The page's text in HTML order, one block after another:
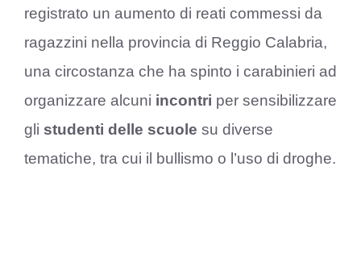
registrato un aumento di reati commessi da
ragazzini nella provincia di Reggio Calabria,
una circostanza che ha spinto i carabinieri ad
organizzare alcuni incontri per sensibilizzare
gli studenti delle scuole su diverse
tematiche, tra cui il bullismo o l’uso di droghe.